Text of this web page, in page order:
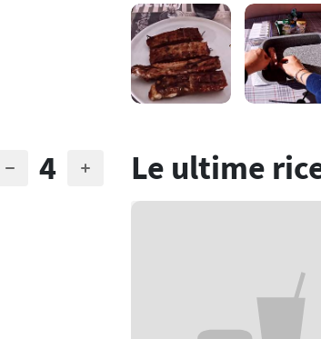
4 Le ultime